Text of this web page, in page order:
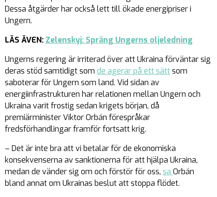
Dessa åtgärder har också lett till ökade energipriser i
Ungern.
LÄS ÄVEN: Zelenskyj: Spräng Ungerns oljeledning
Ungerns regering är irriterad över att Ukraina förväntar sig
deras stöd samtidigt som de agerar på ett sättsom
saboterar för Ungern som land. Vid sidan av
energiinfrastrukturen har relationen mellan Ungern och
Ukraina varit frostig sedan krigets början, då
premiärminister Viktor Orbán förespråkar
fredsförhandlingar framför fortsatt krig.
– Det är inte bra att vi betalar för de ekonomiska
konsekvenserna av sanktionerna för att hjälpa Ukraina,
medan de vänder sig om och förstör för oss, sa Orbán
bland annat om Ukrainas beslut att stoppa flödet.